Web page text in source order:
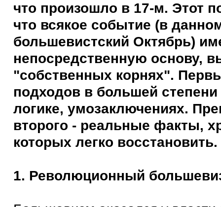
что произошло в 17-м. Этот
что всякое событие (в
большевистский Октябрь)
непосредственную основу,
"собственных корнях".
подходов в большей степени
логике, умозаключениях.
второго - реальные факты,
которых легко восстановить.
1. Революционный